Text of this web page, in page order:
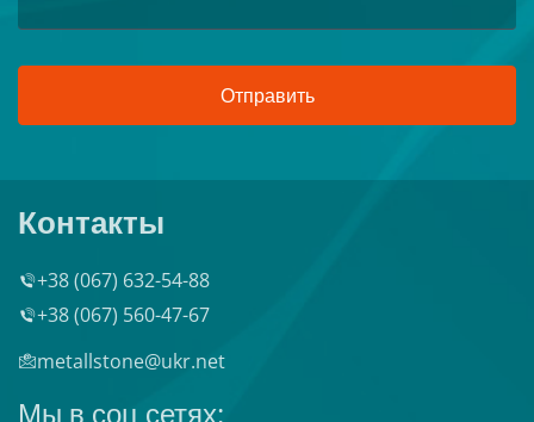
Отправить
Контакты
+38 (067) 632-54-88
+38 (067) 560-47-67
metallstone@ukr.net
Мы в соц сетях: